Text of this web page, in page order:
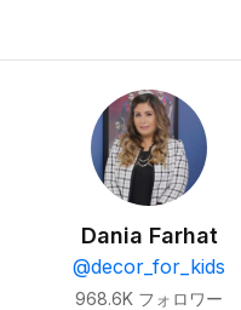
Dania Farhat
@decor_for_kids
968.6K フォロワー